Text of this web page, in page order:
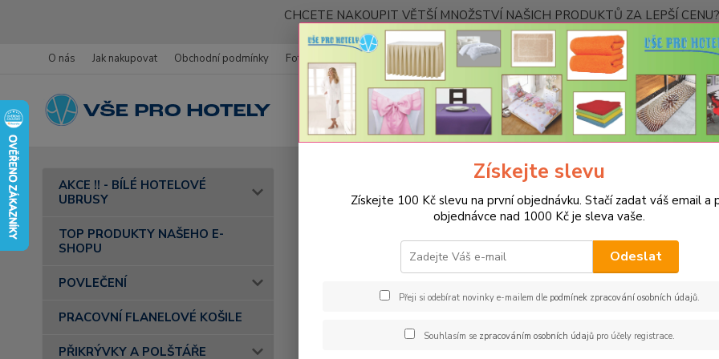
CHCETE NAKOUPIT VĚTŠÍ MNOŽSTVÍ NAŠICH PRODUKTŮ ZA LEPŠÍ
O nás Jak nakupovat Obchodní podmínky Fotogalerie Kontakty
Hledat
AKCE !! - BÍLÉ HOTELOVÉ
UBRUSY
TOP PRODUKTY NAŠEHO E-
SHOPU
POVLEČENÍ
PRACOVNÍ FLANELOVÉ KOŠILE
PŘIKRÝVKY A POLŠTÁŘE
Bavlněné prostěradla JERSEY s gumou - 45 barev
Bavlněné prostěradlo JERSEY
hned
Získejte slevu
Získejte 100 Kč slevu na první objednávku. Stačí zadat váš email a
objednávce nad 1000 Kč je sleva vaše.
Odeslat
Přeji si odebírat novinky e-mailem dle podmínek zpracování osobních údajů.
Souhlasím se zpracováním osobních údajůpro účely registrace.